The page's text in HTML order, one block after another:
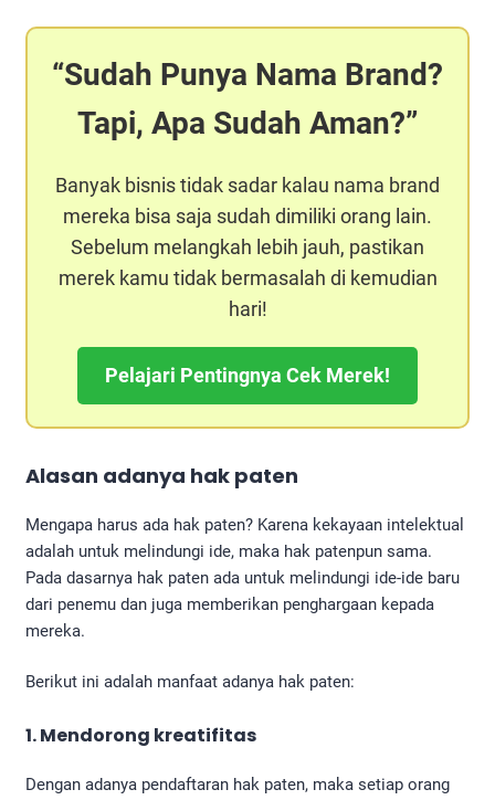
Sudah Punya Nama Brand?
Tapi, Apa Sudah Aman?
Banyak bisnis tidak sadar kalau nama brand
mereka bisa saja sudah dimiliki orang lain.
Sebelum melangkah lebih jauh, pastikan
merek kamu tidak bermasalah di kemudian
hari!
Pelajari Pentingnya Cek Merek!
Alasan adanya hak paten
Mengapa harus ada hak paten? Karena kekayaan intelektual
adalah untuk melindungi ide, maka hak patenpun sama.
Pada dasarnya hak paten ada untuk melindungi ide-ide baru
dari penemu dan juga memberikan penghargaan kepada
mereka.
Berikut ini adalah manfaat adanya hak paten:
1. Mendorong kreatifitas
Dengan adanya pendaftaran hak paten, maka setiap orang